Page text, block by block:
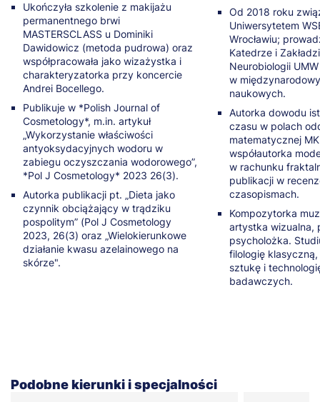
Ukończyła szkolenie z makijażu
permanentnego brwi
MASTERSCLASS u Dominiki
Dawidowicz (metoda pudrowa) oraz
współpracowała jako wizażystka i
charakteryzatorka przy koncercie
Andrei Bocellego.
Publikuje w *Polish Journal of
Cosmetology*, m.in. artykuł
„Wykorzystanie właściwości
antyoksydacyjnych wodoru w
zabiegu oczyszczania wodorowego”,
*Pol J Cosmetology* 2023 26(3).
Autorka publikacji pt. „Dieta jako
czynnik obciążający w trądziku
pospolitym” (Pol J Cosmetology
2023, 26(3) oraz „Wielokierunkowe
działanie kwasu azelainowego na
skórze".
Od 2018 roku
Uniwersytetem
Wrocławiu;
Katedrze i
Neurobiologii
w
naukowych.
Autorka dowodu
czasu w polach
matematycznej
współautorka
w rachunku
publikacji w
czasopismach.
Kompozytorka
artystka wizualna,
psycholożka.
filologię klasyczną,
sztukę i
badawczych.
Podobne kierunki i specjalności